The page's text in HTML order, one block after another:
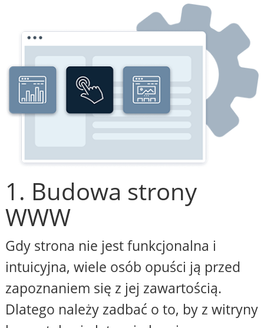
1. Budowa strony
WWW
Gdy strona nie jest funkcjonalna i
intuicyjna, wiele osób opuści ją przed
zapoznaniem się z jej zawartością.
Dlatego należy zadbać o to, by z witryny